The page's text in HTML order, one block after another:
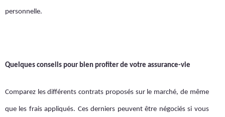
personnelle.
Quelques conseils pour bien profiter de votre assurance-vie
Comparez les différents contrats proposés sur le marché, de même
que les frais appliqués. Ces derniers peuvent être négociés si vous